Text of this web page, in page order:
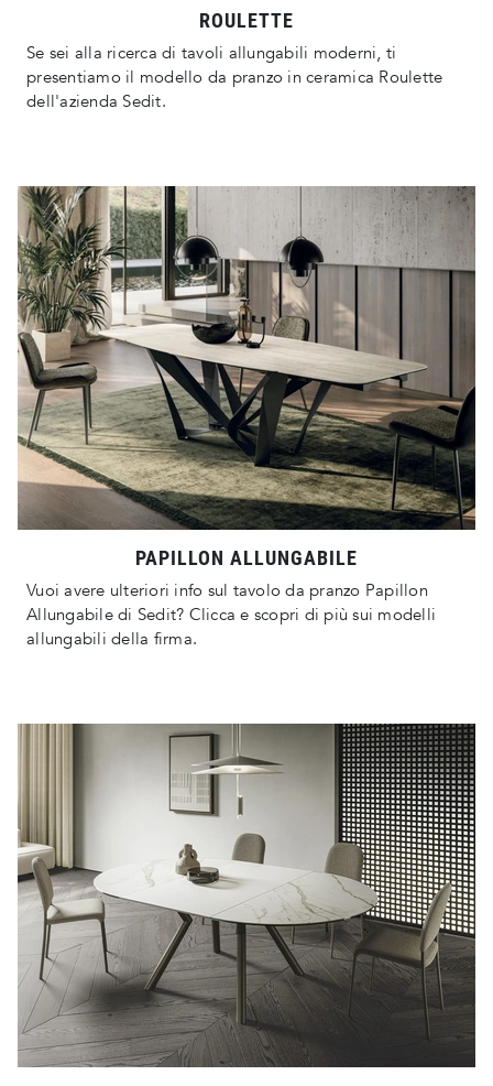
ROULETTE
Se sei alla ricerca di tavoli allungabili moderni, ti
presentiamo il modello da pranzo in ceramica Roulette
dell'azienda Sedit.
PAPILLON ALLUNGABILE
Vuoi avere ulteriori info sul tavolo da pranzo Papillon
Allungabile di Sedit? Clicca e scopri di più sui modelli
allungabili della firma.